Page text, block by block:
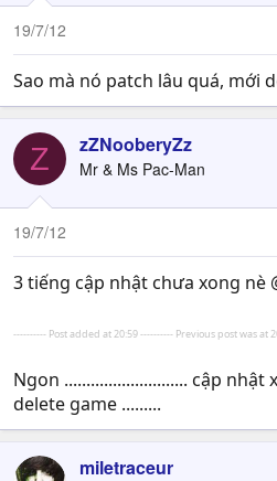
19/7/12
Sao mà nó patch lâu quá, mới
Z zZNooberyZz
Mr & Ms Pac-Man
19/7/12
3 tiếng cập nhật chưa xong nè
---------- Post added at 20:59 ---------- Previous post was at
Ngon ............................ cập
delete game .........
miletraceur